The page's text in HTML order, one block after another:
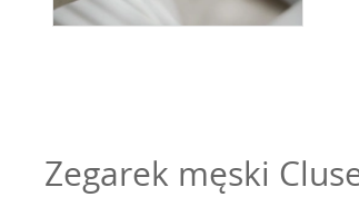
Zegarek męski